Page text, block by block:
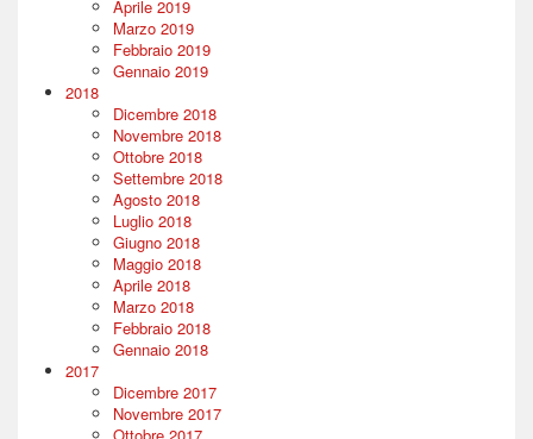
Aprile 2019
Marzo 2019
Febbraio 2019
Gennaio 2019
2018
Dicembre 2018
Novembre 2018
Ottobre 2018
Settembre 2018
Agosto 2018
Luglio 2018
Giugno 2018
Maggio 2018
Aprile 2018
Marzo 2018
Febbraio 2018
Gennaio 2018
2017
Dicembre 2017
Novembre 2017